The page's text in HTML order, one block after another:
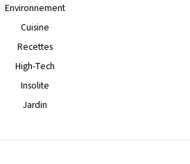
Environnement
Cuisine
Recettes
High-Tech
Insolite
Jardin